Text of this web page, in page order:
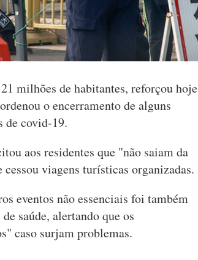
milhões de habitantes, reforçou hoje
o encerramento de alguns
de covid-19.
aos residentes que "não saiam da
viagens turísticas organizadas.
eventos não essenciais foi também
saúde, alertando que os
caso surjam problemas.